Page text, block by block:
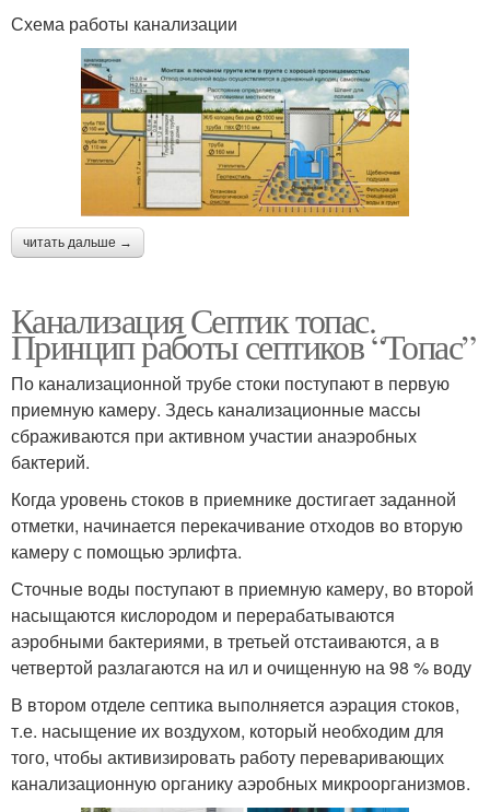
Схема работы канализации
читать дальше →
Канализация Септик топас.
Принцип работы септиков “Топас”
По канализационной трубе стоки поступают в первую
приемную камеру. Здесь канализационные массы
сбраживаются при активном участии анаэробных
бактерий.
Когда уровень стоков в приемнике достигает заданной
отметки, начинается перекачивание отходов во вторую
камеру с помощью эрлифта.
Сточные воды поступают в приемную камеру, во второй
насыщаются кислородом и перерабатываются
аэробными бактериями, в третьей отстаиваются, а в
четвертой разлагаются на ил и очищенную на 98 % воду
В втором отделе септика выполняется аэрация стоков,
т.е. насыщение их воздухом, который необходим для
того, чтобы активизировать работу переваривающих
канализационную органику аэробных микроорганизмов.